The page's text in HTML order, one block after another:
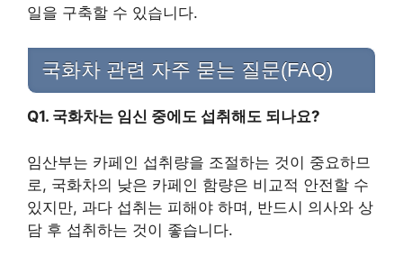
일을 구축할 수 있습니다.
국화차 관련 자주 묻는 질문(FAQ)
Q1. 국화차는 임신 중에도 섭취해도 되나요?
임산부는 카페인 섭취량을 조절하는 것이 중요하므
로, 국화차의 낮은 카페인 함량은 비교적 안전할 수
있지만, 과다 섭취는 피해야 하며, 반드시 의사와 상
담 후 섭취하는 것이 좋습니다.